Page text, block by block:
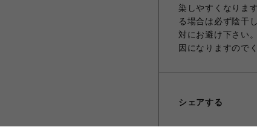
染しやすくなりま
る場合は必ず陰干
対にお避け下さい
因になりますので
シェアする